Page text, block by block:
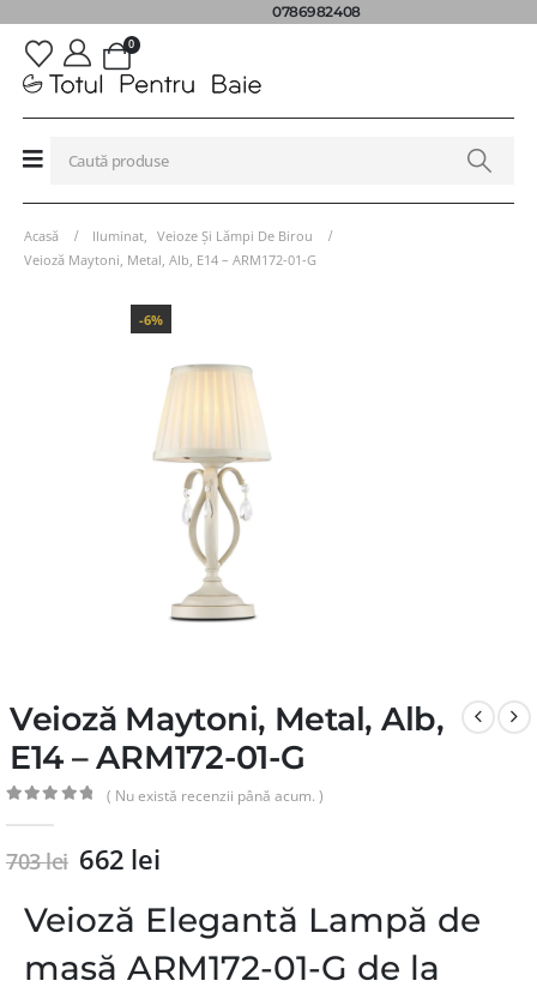
0786982408
0
Acasă Iluminat
Veioze Și Lămpi De Birou
Veioză Maytoni, Metal, Alb, E14 – ARM172-01-G
-6%
Veioză Maytoni, Metal, Alb,
E14 – ARM172-01-G
( Nu există recenzii până acum. )
703lei 662 lei
Veioză Elegantă Lampă de
masă ARM172-01-G de la